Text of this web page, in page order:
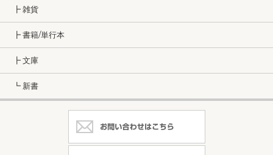
┣ 雑貨
┣ 書籍/単行本
┣ 文庫
┗ 新書